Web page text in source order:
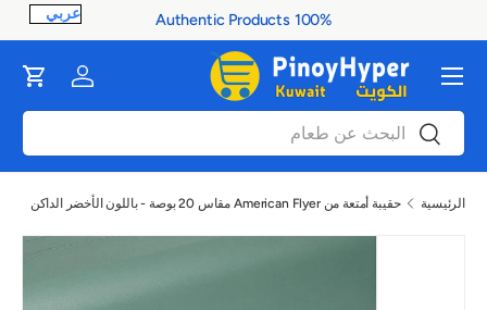
100% Authentic Products
بحث بحث
Log in
Cart القائمة
الرئيسية حقيبة أمتعة من American Flyer مقاس 20 بوصة - باللون الأخضر الداكن